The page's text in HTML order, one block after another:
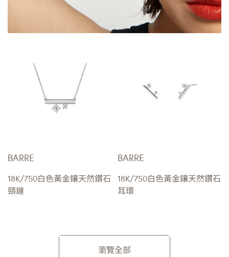
BARRE
18K/750白色黃金鑲天然鑽石
頸鏈
BARRE
18K/750白色黃金鑲天然鑽石
耳環
瀏覽全部